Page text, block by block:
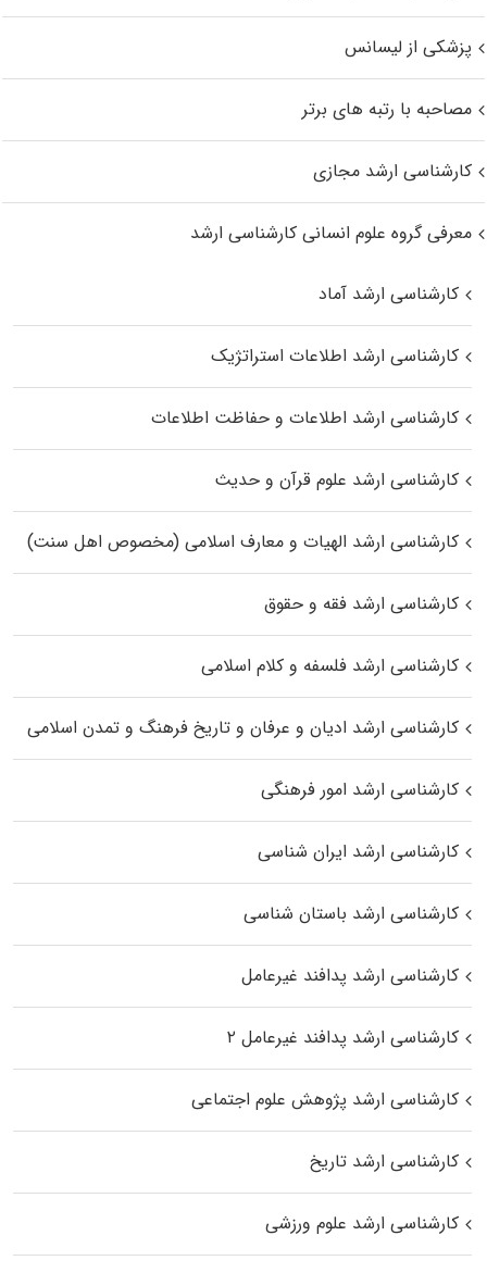
پزشکی از لیسانس
مصاحبه با رتبه های برتر
کارشناسی ارشد مجازی
معرفی گروه علوم انسانی کارشناسی ارشد
کارشناسی ارشد آماد
کارشناسی ارشد اطلاعات استراتژیک
کارشناسی ارشد اطلاعات و حفاظت اطلاعات
کارشناسی ارشد علوم قرآن و حدیث
کارشناسی ارشد الهیات و معارف اسلامی (مخصوص اهل سنت)
کارشناسی ارشد فقه و حقوق
کارشناسی ارشد فلسفه و کلام اسلامی
کارشناسی ارشد ادیان و عرفان و تاریخ فرهنگ و تمدن اسلامی
کارشناسی ارشد امور فرهنگی
کارشناسی ارشد ایران شناسی
کارشناسی ارشد باستان شناسی
کارشناسی ارشد پدافند غیرعامل
کارشناسی ارشد پدافند غیرعامل ۲
کارشناسی ارشد پژوهش علوم اجتماعی
کارشناسی ارشد تاریخ
کارشناسی ارشد علوم ورزشی